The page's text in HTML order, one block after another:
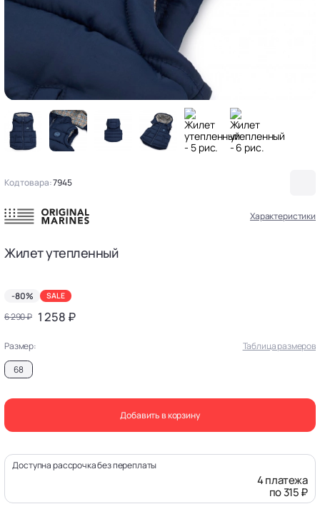
Код товара:7945
Характеристики
Жилет утепленный
-80% SALE
6 290 ₽ 1 258 ₽
Размер:
Таблица размеров
68
Добавить в корзину
Доступна рассрочка без переплаты
4 платежа
по 315 ₽